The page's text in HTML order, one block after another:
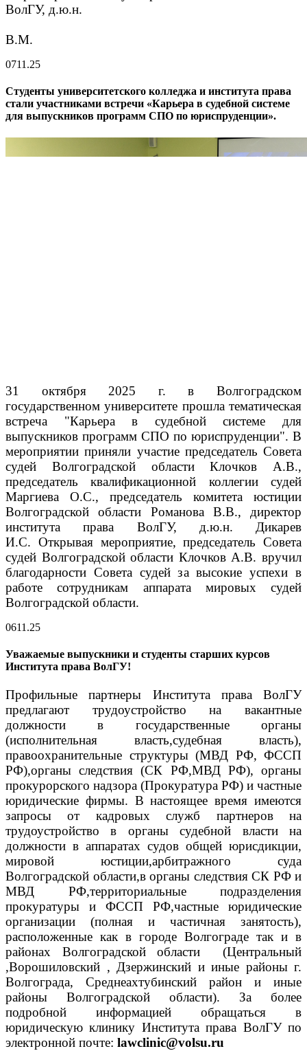
ВолГУ, д.ю.н.
В.М.
0711.25
Студенты университетского колледжа и института права
стали участниками встречи «Карьера в судебной системе
для выпускников программ СПО по юриспруденции».
31 октября 2025 г. в Волгоградском
государственном университете прошла тематическая
встреча "Карьера в судебной системе для
выпускников программ СПО по юриспруденции". В
мероприятии приняли участие председатель Совета
судей Волгоградской области Клочков А.В.,
председатель квалификационной коллегии судей
Маргиева О.С., председатель комитета юстиции
Волгоградской области Романова В.В., директор
института права ВолГУ, д.ю.н. Дикарев
И.С. Открывая мероприятие, председатель Совета
судей Волгоградской области Клочков А.В. вручил
благодарности Совета судей за высокие успехи в
работе сотрудникам аппарата мировых судей
Волгоградской области.
0611.25
Уважаемые выпускники и студенты старших курсов
Института права ВолГУ!
Профильные партнеры Института права ВолГУ
предлагают трудоустройство на вакантные
должности в государственные органы
(исполнительная власть,судебная власть),
правоохранительные структуры (МВД РФ, ФССП
РФ),органы следствия (СК РФ,МВД РФ), органы
прокурорского надзора (Прокуратура РФ) и частные
юридические фирмы. В настоящее время имеются
запросы от кадровых служб партнеров на
трудоустройство в органы судебной власти на
должности в аппаратах судов общей юрисдикции,
мировой юстиции,арбитражного суда
Волгоградской области,в органы следствия СК РФ и
МВД РФ,территориальные подразделения
прокуратуры и ФССП РФ,частные юридические
организации (полная и частичная занятость),
расположенные как в городе Волгограде так и в
районах Волгоградской области (Центральный
,Ворошиловский , Дзержинский и иные районы г.
Волгограда, Среднеахтубинский район и иные
районы Волгоградской области). За более
подробной информацией обращаться в
юридическую клинику Института права ВолГУ по
электронной почте: lawclinic@volsu.ru